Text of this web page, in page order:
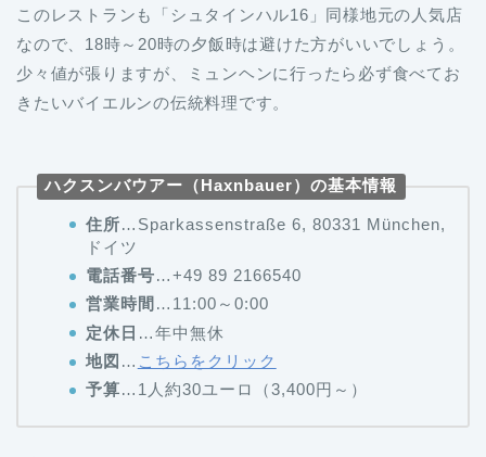
このレストランも「シュタインハル16」同様地元の人気店
なので、18時～20時の夕飯時は避けた方がいいでしょう。
少々値が張りますが、ミュンヘンに行ったら必ず食べてお
きたいバイエルンの伝統料理です。
ハクスンバウアー（Haxnbauer）の基本情報
住所…Sparkassenstraße 6, 80331 München,
ドイツ
電話番号…+49 89 2166540
営業時間 …11:00～0:00
定休日 …年中無休
地図 … こちらをクリック
予算…1人約30ユーロ（3,400円～）